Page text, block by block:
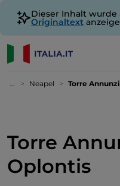
Dieser Inhalt
Originaltext
... Neapel Torre
Torre
Oplontis